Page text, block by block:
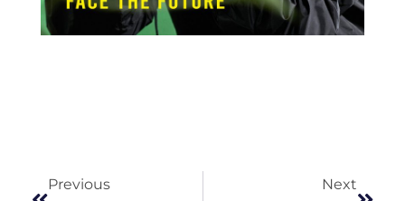
Previous Next